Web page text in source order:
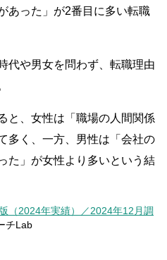
あった」が2番目に多い転職
代や男女を問わず、転職理由
と、女性は「職場の人間関係
多く、一方、男性は「会社の
た」が女性より多いという結
（2024年実績）／2024年12月調
チLab